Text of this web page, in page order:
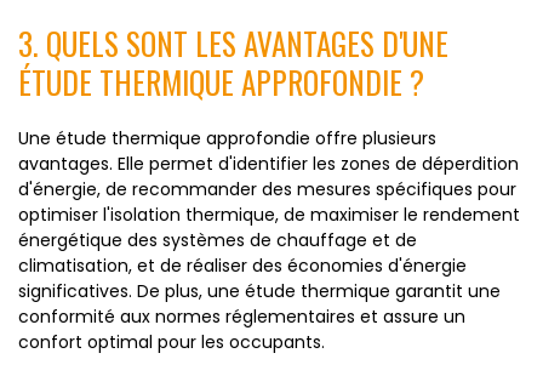
3. QUELS SONT LES AVANTAGES D'UNE
ÉTUDE THERMIQUE APPROFONDIE ?
Une étude thermique approfondie offre plusieurs
avantages. Elle permet d'identifier les zones de déperdition
d'énergie, de recommander des mesures spécifiques pour
optimiser l'isolation thermique, de maximiser le rendement
énergétique des systèmes de chauffage et de
climatisation, et de réaliser des économies d'énergie
significatives. De plus, une étude thermique garantit une
conformité aux normes réglementaires et assure un
confort optimal pour les occupants.